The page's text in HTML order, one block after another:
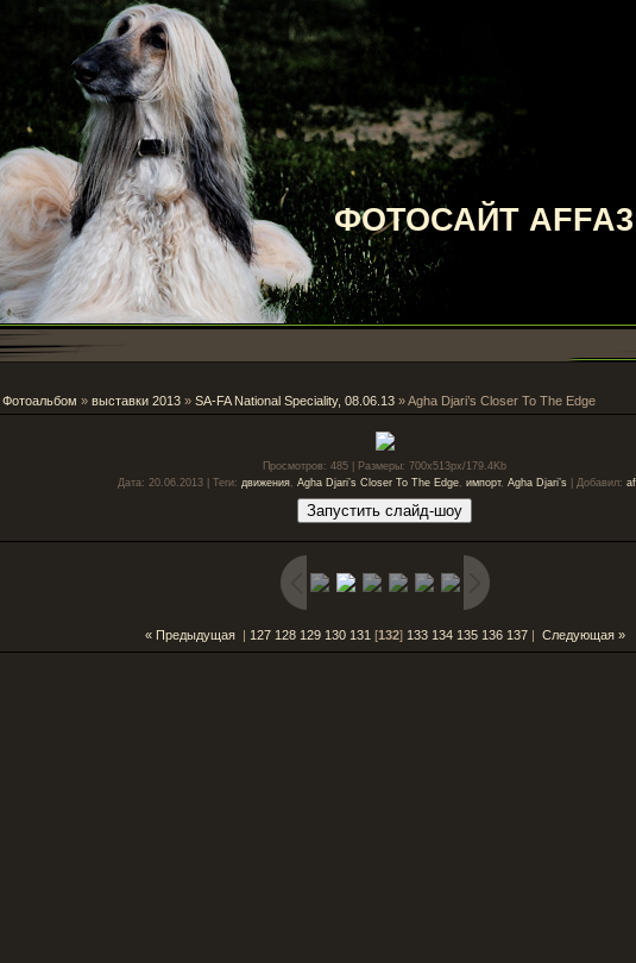
ФОТОСАЙТ AFFA3
Фотоальбом » выставки 2013» SA-FA National Speciality, 08.06.13» Agha Djari’s Closer To The Edge
Просмотров: 485 | Размеры: 700x513px/179.4Kb
Дата: 20.06.2013 | Теги: движения Agha Djari’s Closer To The Edge импорт, Agha Djari’s Добавил:
« Предыдущая| 127 128 129 130 131 [132] 133 134 135 136 137| Следующая »